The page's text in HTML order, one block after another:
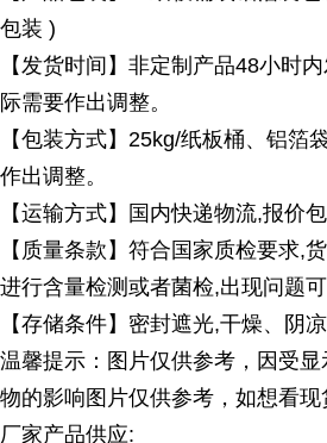
包装 )
【发货时间】非定制产品48小时
际需要作出调整。
【包装方式】 25kg/纸板桶、铝箔
作出调整。
【运输方式】国内快递物流,报价
【质量条款】符合国家质检要求,
进行含量检测或者菌检,出现问题可
【存储条件】密封遮光,干燥、阴
温馨提示：图片仅供参考，因受
物的影响图片仅供参考，如想看现
厂家产品供应: